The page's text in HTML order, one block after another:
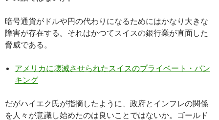
暗号通貨がドルや円の代わりになるためにはかなり大きな
障害が存在する。それはかつてスイスの銀行業が直面した
脅威である。
アメリカに壊滅させられたスイスのプライベート・バン
キング
だがハイエク氏が指摘したように、政府とインフレの関係
を人々が意識し始めたのは良いことではないか。ゴールド